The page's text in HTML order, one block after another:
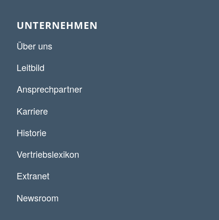
UNTERNEHMEN
Über uns
Leitbild
Ansprechpartner
Karriere
Historie
Vertriebslexikon
Extranet
Newsroom